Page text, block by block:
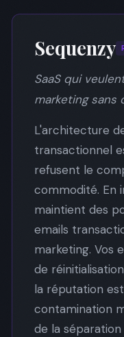
Sequenzy
SaaS qui
marketing sans
L'architecture
transactionnel
refusent le
commodité. En
maintient des
emails
marketing. Vos
de
la réputation
contamination
de la